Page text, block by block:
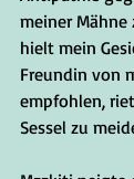
meiner Mähne
hielt mein
Freundin von
empfohlen,
Sessel zu